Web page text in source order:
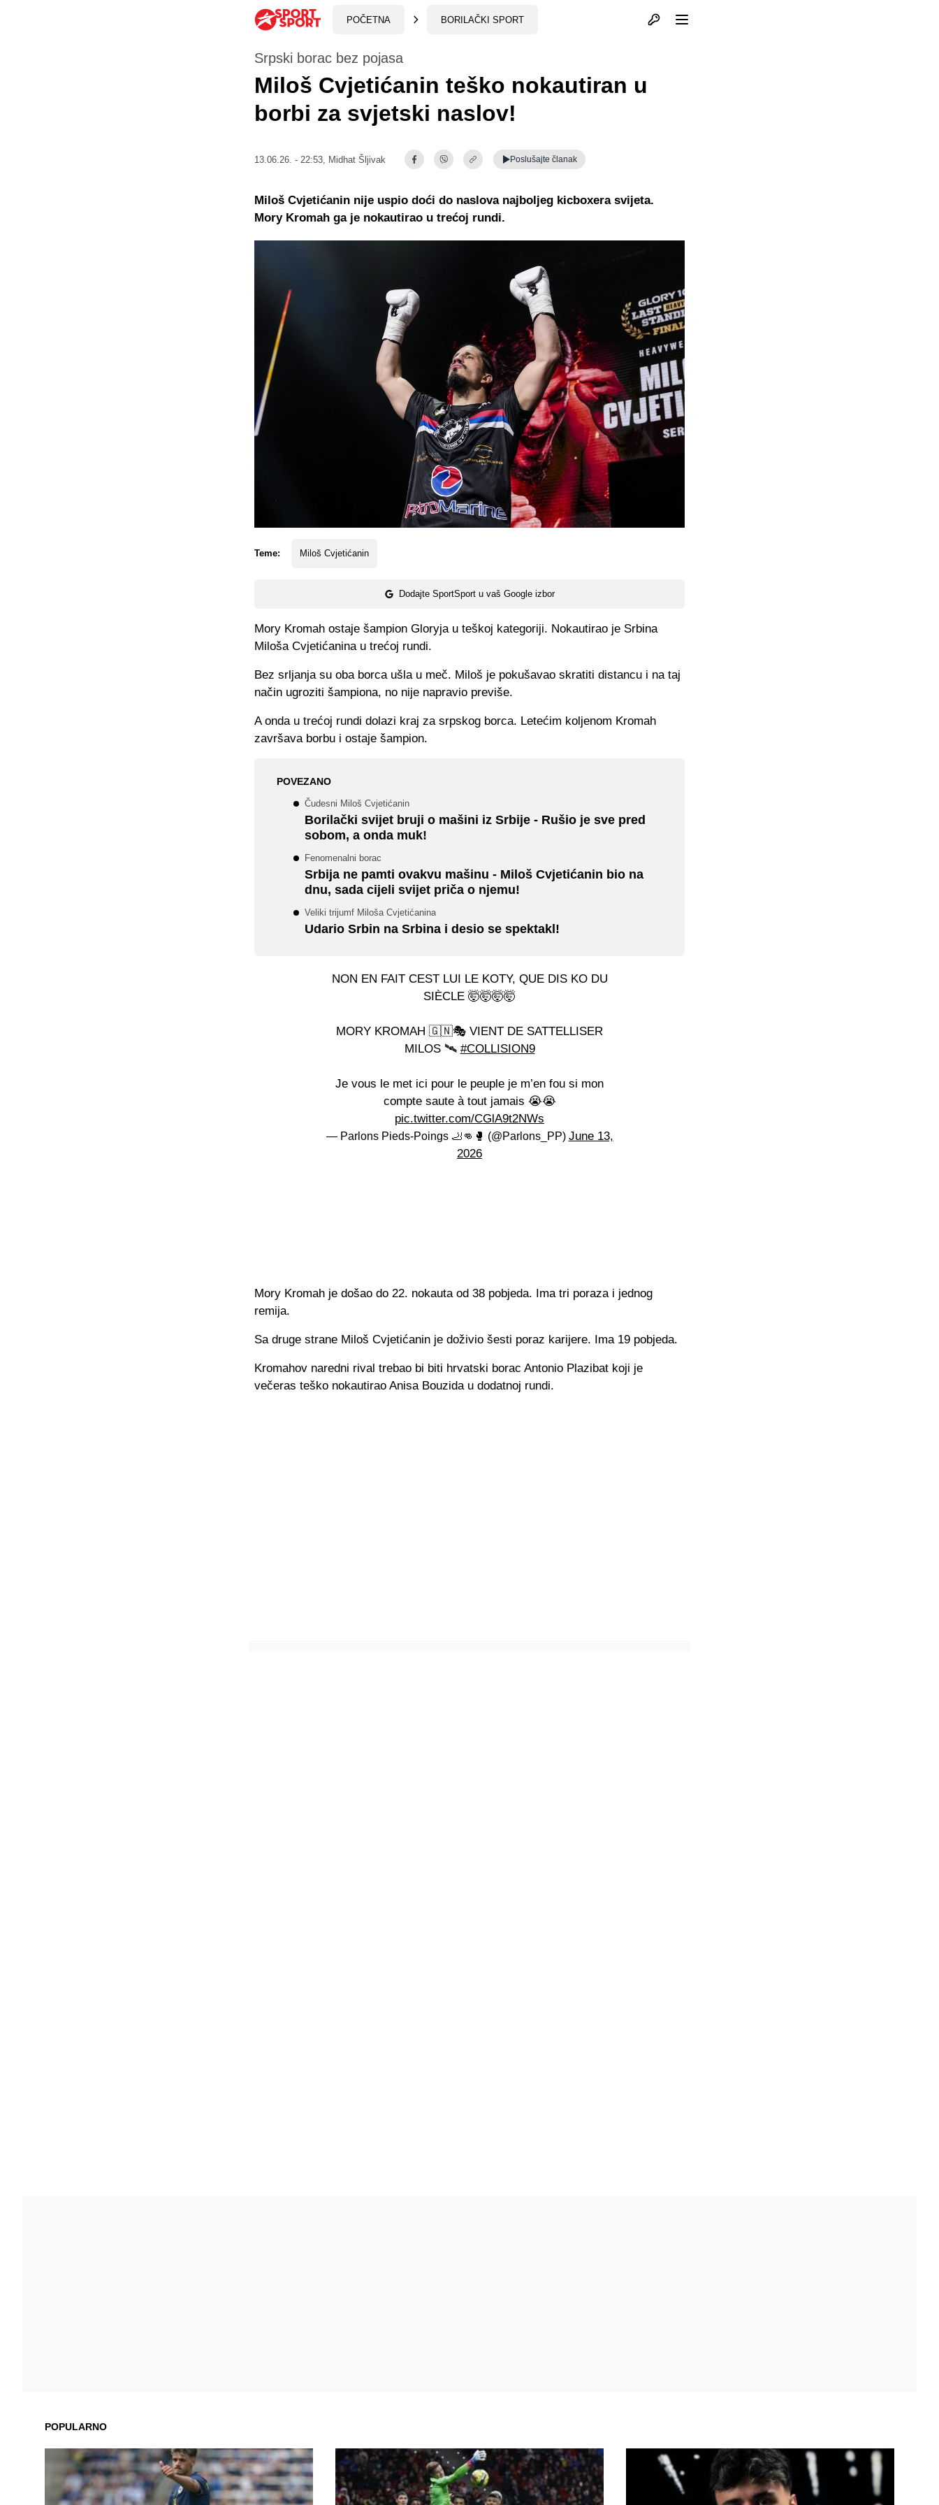
POČETNA BORILAČKI SPORT Otvori profil
Srpski borac bez pojasa
Miloš Cvjetićanin teško nokautiran u
borbi za svjetski naslov!
13.06.26. - 22:53, Midhat Šljivak Poslušajte članak
Teme: Miloš Cvjetićanin
Dodajte SportSport u vaš Google izbor
Miloš Cvjetićanin nije uspio doći do naslova najboljeg kicboxera svijeta.
Mory Kromah ga je nokautirao u trećoj rundi.
Mory Kromah ostaje šampion Gloryja u teškoj kategoriji. Nokautirao je Srbina
Miloša Cvjetićanina u trećoj rundi.
Bez srljanja su oba borca ušla u meč. Miloš je pokušavao skratiti distancu i na taj
način ugroziti šampiona, no nije napravio previše.
A onda u trećoj rundi dolazi kraj za srpskog borca. Letećim koljenom Kromah
završava borbu i ostaje šampion.
POVEZANO
Čudesni Miloš Cvjetićanin
Borilački svijet bruji o mašini iz Srbije - Rušio je sve pred
sobom, a onda muk!
Fenomenalni borac
Srbija ne pamti ovakvu mašinu - Miloš Cvjetićanin bio na
dnu, sada cijeli svijet priča o njemu!
Veliki trijumf Miloša Cvjetićanina
Udario Srbin na Srbina i desio se spektakl!
NON EN FAIT CEST LUI LE KOTY, QUE DIS KO DU
SIÈCLE 🤯🤯🤯🤯
MORY KROMAH 🇬🇳🎭 VIENT DE SATTELLISER
MILOS 🛰️ #COLLISION9
Je vous le met ici pour le peuple je m’en fou si mon
compte saute à tout jamais 😭😭
pic.twitter.com/CGlA9t2NWs
— Parlons Pieds-Poings 🦶👊🥊 (@Parlons_PP) June 13,
2026
Mory Kromah je došao do 22. nokauta od 38 pobjeda. Ima tri poraza i jednog
remija.
Sa druge strane Miloš Cvjetićanin je doživio šesti poraz karijere. Ima 19 pobjeda.
Kromahov naredni rival trebao bi biti hrvatski borac Antonio Plazibat koji je
večeras teško nokautirao Anisa Bouzida u dodatnoj rundi.
POPULARNO